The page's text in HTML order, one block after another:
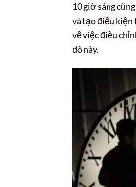
10 giờ sáng
và tạo điều kiện
về việc điều
đô này.